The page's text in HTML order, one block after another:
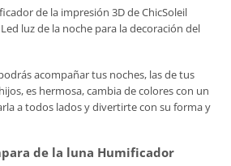
de la impresión 3D de ChicSoleil
luz de la noche para la decoración del
acompañar tus noches, las de tus
es hermosa, cambia de colores con un
a todos lados y divertirte con su forma y
de la luna Humificador